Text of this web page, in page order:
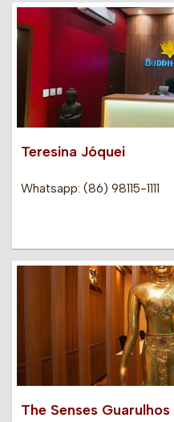
Teresina Jóquei
Whatsapp: (86) 98115-1111
The Senses Guarulhos